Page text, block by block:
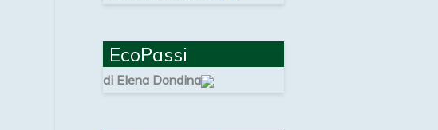
EcoPassi
di Elena Dondina